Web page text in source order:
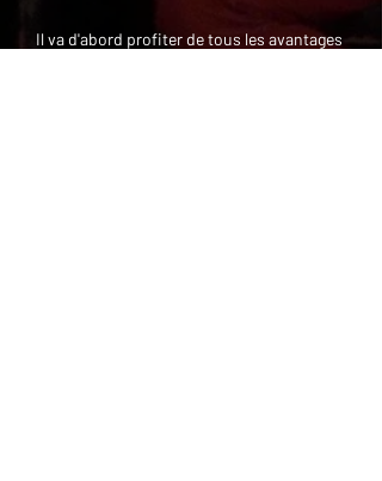
Il va d'abord profiter de tous les avantages